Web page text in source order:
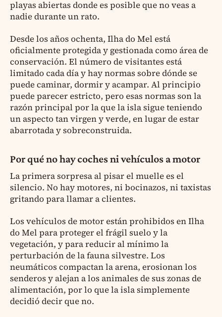
playas abiertas donde es posible que no veas a
nadie durante un rato.
Desde los años ochenta, Ilha do Mel está
oficialmente protegida y gestionada como área de
conservación. El número de visitantes está
limitado cada día y hay normas sobre dónde se
puede caminar, dormir y acampar. Al principio
puede parecer estricto, pero esas normas son la
razón principal por la que la isla sigue teniendo
un aspecto tan virgen y verde, en lugar de estar
abarrotada y sobreconstruida.
Por qué no hay coches ni vehículos a motor
La primera sorpresa al pisar el muelle es el
silencio. No hay motores, ni bocinazos, ni taxistas
gritando para llamar a clientes.
Los vehículos de motor están prohibidos en Ilha
do Mel para proteger el frágil suelo y la
vegetación, y para reducir al mínimo la
perturbación de la fauna silvestre. Los
neumáticos compactan la arena, erosionan los
senderos y alejan a los animales de sus zonas de
alimentación, por lo que la isla simplemente
decidió decir que no.